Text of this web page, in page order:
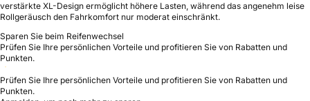
verstärkte XL-Design ermöglicht höhere Lasten, während das angenehm leise
Rollgeräusch den Fahrkomfort nur moderat einschränkt.
Sparen Sie beim Reifenwechsel
Prüfen Sie Ihre persönlichen Vorteile und profitieren Sie von Rabatten und
Punkten.
Prüfen Sie Ihre persönlichen Vorteile und profitieren Sie von Rabatten und
Punkten.